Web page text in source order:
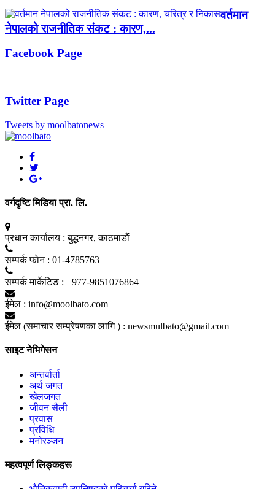
वर्तमान
नेपालको राजनीतिक संकट : कारण,...
Facebook Page
Twitter Page
Tweets by moolbatonews
वर्गदृष्टि मिडिया प्रा. लि.
प्रधान कार्यालय : बुद्धनगर, काठमाडाैं
सम्पर्क फाेन : 01-4785763
सम्पर्क मार्केटिङ : +977-9851076864
ईमेल : info@moolbato.com
ईमेल (समाचार सम्प्रेषणका लागि ) : newsmulbato@gmail.com
साइट नेभिगेसन
अन्तर्वार्ता
अर्थ जगत
खेलजगत
जीवन सैली
प्रवास
प्रविधि
मनोरञ्जन
महत्वपूर्ण लिङ्कहरू